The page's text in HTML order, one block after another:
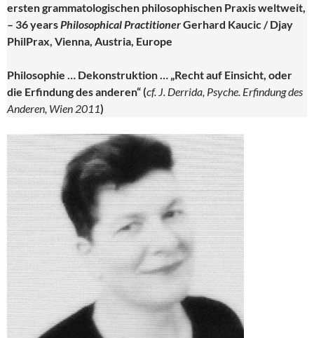
ersten grammatologischen philosophischen Praxis weltweit,
– 36 yearsPhilosophical PractitionerGerhard Kaucic / Djay
PhilPrax, Vienna, Austria, Europe
Philosophie … Dekonstruktion … „Recht auf Einsicht, oder
die Erfindung des anderen“(cf. J. Derrida, Psyche. Erfindung des
Anderen, Wien 2011)